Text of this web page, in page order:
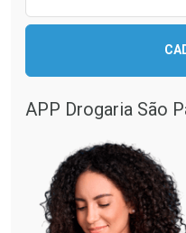
Comprar sem Desconto
Comprar sem Desconto
APP Drogaria São